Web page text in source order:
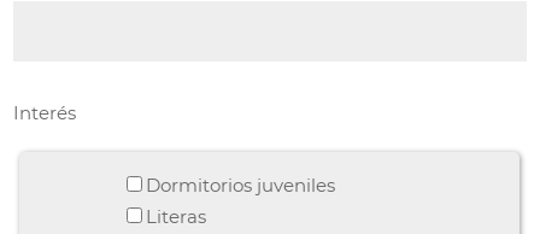
Interés
Dormitorios juveniles
Literas